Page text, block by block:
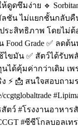
ดูดซึมง่าย 🔹
ลชัน ไม่แยกชั้นกลับ
ประสิทธิภาพ โดยไม่
Food Grade ✅ ลดต้
ขมัน ✅ สัตว์ได้รับพ
ได้คุ้มค่ากว่าเดิม เ
⚡ 📩 สนใจสอบถาม
สัตว์ #โรงงานอาหา
#ซีซีโกลบอลเท